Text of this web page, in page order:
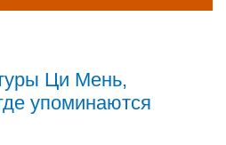
Ци Мень,
упоминаются